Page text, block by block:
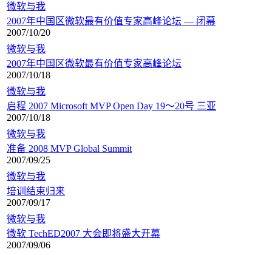
微软与我
2007年中国区微软最有价值专家高峰论坛 — 闭幕
2007/10/20
微软与我
2007年中国区微软最有价值专家高峰论坛
2007/10/18
微软与我
启程 2007 Microsoft MVP Open Day 19～20号 三亚
2007/10/18
微软与我
准备 2008 MVP Global Summit
2007/09/25
微软与我
培训结束归来
2007/09/17
微软与我
微软 TechED2007 大会即将盛大开幕
2007/09/06